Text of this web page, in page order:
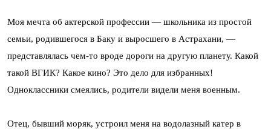
Моя мечта об актерской профессии — школьника из простой
семьи, родившегося в Баку и выросшего в Астрахани, —
представлялась чем-то вроде дороги на другую планету. Какой
такой ВГИК? Какое кино? Это дело для избранных!
Одноклассники смеялись, родители видели меня военным.
Отец, бывший моряк, устроил меня на водолазный катер в